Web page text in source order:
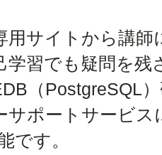
用サイトから講師
学習でも疑問を残
（PostgreSQL
サポートサービ
です。